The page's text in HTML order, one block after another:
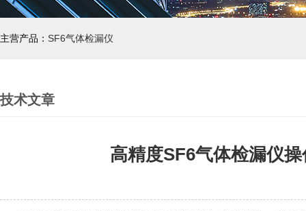
主营产品： SF6气体检漏仪
技术文章
高精度SF6气体检漏仪